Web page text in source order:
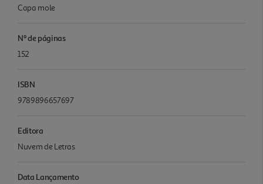
Capa mole
Nº de páginas
152
ISBN
9789896657697
Editora
Nuvem de Letras
Data Lançamento